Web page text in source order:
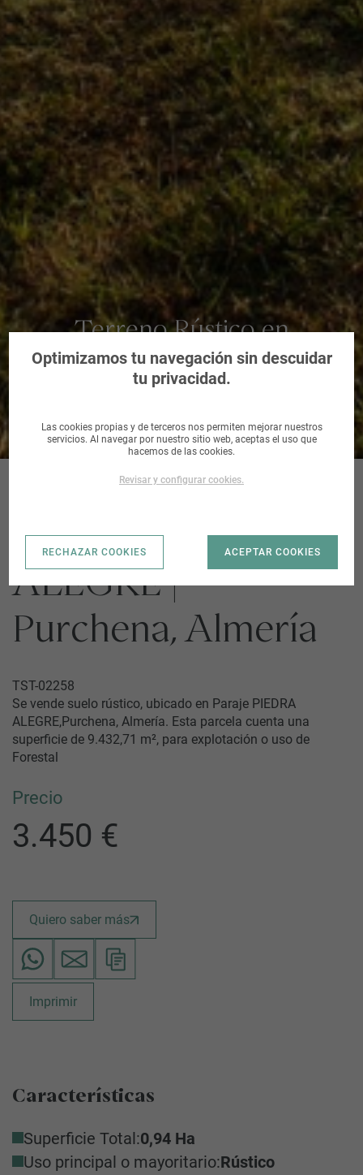
Terreno Rústico en
Purchena, Almería
Paraje PIEDRA
ALEGRE |
Purchena, Almería
TST-02258
Se vende suelo rústico, ubicado en Paraje PIEDRA
ALEGRE,Purchena, Almería. Esta parcela cuenta una
superficie de 9.432,71 m², para explotación o uso de
Forestal
Precio
3.450 €
Quiero saber más
Imprimir
Características
Superficie Total:0,94 Ha
Uso principal o mayoritario:Rústico
Optimizamos tu navegación sin descuidar
tu privacidad.
Las cookies propias y de terceros nos permiten mejorar nuestros
servicios. Al navegar por nuestro sitio web, aceptas el uso que
hacemos de las cookies.
Revisar y configurar cookies.
RECHAZAR COOKIES ACEPTAR COOKIES